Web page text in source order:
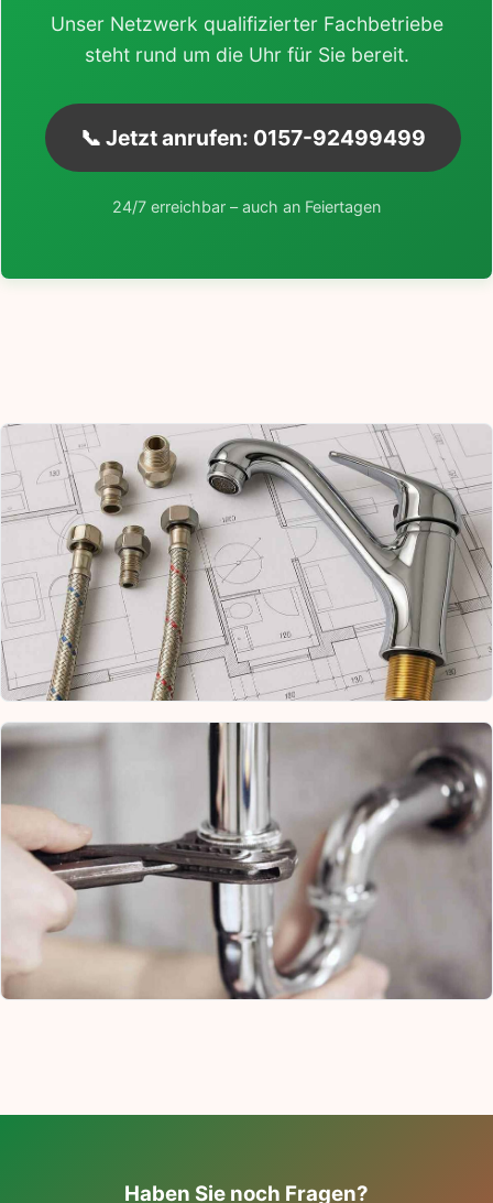
Unser Netzwerk qualifizierter Fachbetriebe
steht rund um die Uhr für Sie bereit.
📞 Jetzt anrufen: 0157-92499499
24/7 erreichbar – auch an Feiertagen
Haben Sie noch Fragen?